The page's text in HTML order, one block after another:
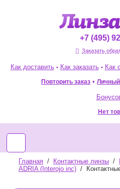
+7 (495)
Заказать
Как доставить • Как заказать • Как
Повторить заказ • Личный
Нет
Главная / Контактные линзы /
ADRIA (Interojo inc) /